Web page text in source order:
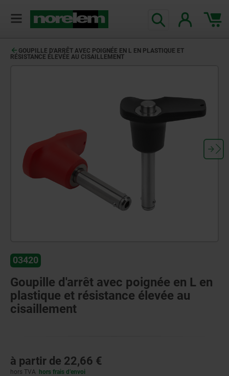
GOUPILLE D'ARRÊT AVEC POIGNÉE EN L EN PLASTIQUE ET
RÉSISTANCE ÉLEVÉE AU CISAILLEMENT
03420
Goupille d'arrêt avec poignée en L en
plastique et résistance élevée au
cisaillement
à partir de 22,66 €
hors TVA hors frais d’envoi